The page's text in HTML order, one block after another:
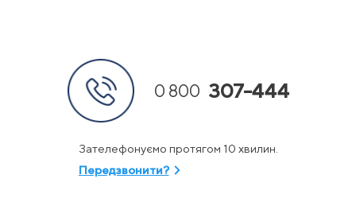
0 800 307-444
Зателефонуємо протягом 10 хвилин.
Передзвонити?